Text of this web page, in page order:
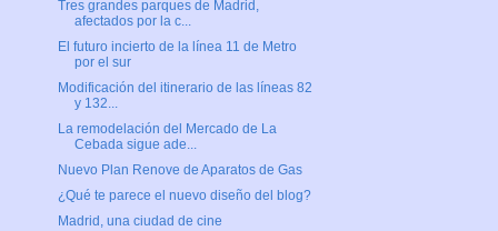
Tres grandes parques de Madrid,
afectados por la c...
El futuro incierto de la línea 11 de Metro
por el sur
Modificación del itinerario de las líneas 82
y 132...
La remodelación del Mercado de La
Cebada sigue ade...
Nuevo Plan Renove de Aparatos de Gas
¿Qué te parece el nuevo diseño del blog?
Madrid, una ciudad de cine